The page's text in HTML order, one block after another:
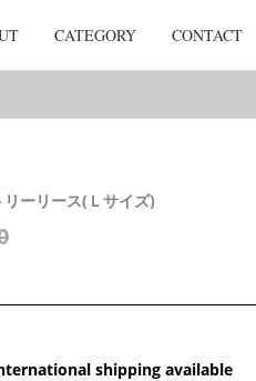
CATEGORY CONTACT
ーリース(Ｌサイズ)
shipping available